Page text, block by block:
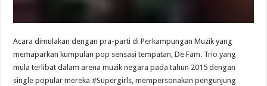
Acara dimulakan dengan pra-parti di Perkampungan Muzik yang
memaparkan kumpulan pop sensasi tempatan, De Fam. Trio yang
mula terlibat dalam arena muzik negara pada tahun 2015 dengan
single popular mereka #Supergirls, mempersonakan pengunjung